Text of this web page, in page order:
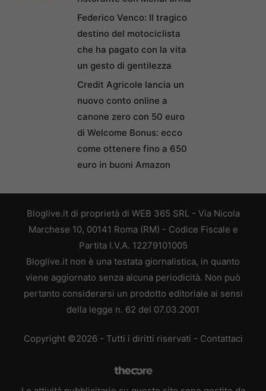
Federico Venco: Il tragico
destino del motociclista
che ha pagato con la vita
un gesto di gentilezza
Credit Agricole lancia un
nuovo conto online a
canone zero con 50 euro
di Welcome Bonus: ecco
come ottenere fino a 650
euro in buoni Amazon
Bloglive.it di proprietà di WEB 365 SRL - Via Nicola
Marchese 10, 00141 Roma (RM) - Codice Fiscale e
Partita I.V.A. 12279101005
Bloglive.it non è una testata giornalistica, in quanto
viene aggiornato senza alcuna periodicità. Non può
pertanto considerarsi un prodotto editoriale ai sensi
della legge n. 62 del 07.03.2001
Copyright ©2026 - Tutti i diritti riservati - Contattaci